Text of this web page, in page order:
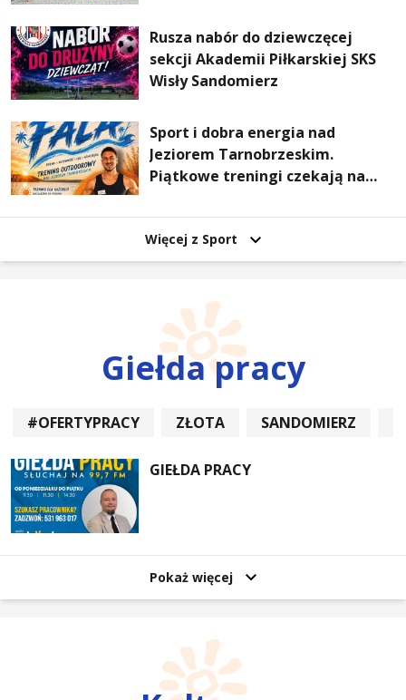
Rusza nabór do dziewczęcej
sekcji Akademii Piłkarskiej SKS
Wisły Sandomierz
Sport i dobra energia nad
Jeziorem Tarnobrzeskim.
Piątkowe treningi czekają na
Więcej z Sport
Giełda pracy
#OFERTYPRACY ZŁOTA SANDOMIERZ
GIEŁDA PRACY
Pokaż więcej